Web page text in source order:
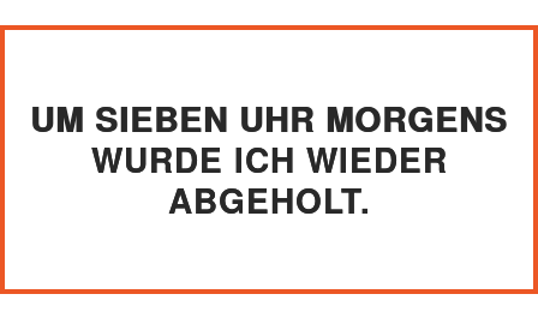
UM SIEBEN UHR MORGENS
WURDE ICH WIEDER
ABGEHOLT.